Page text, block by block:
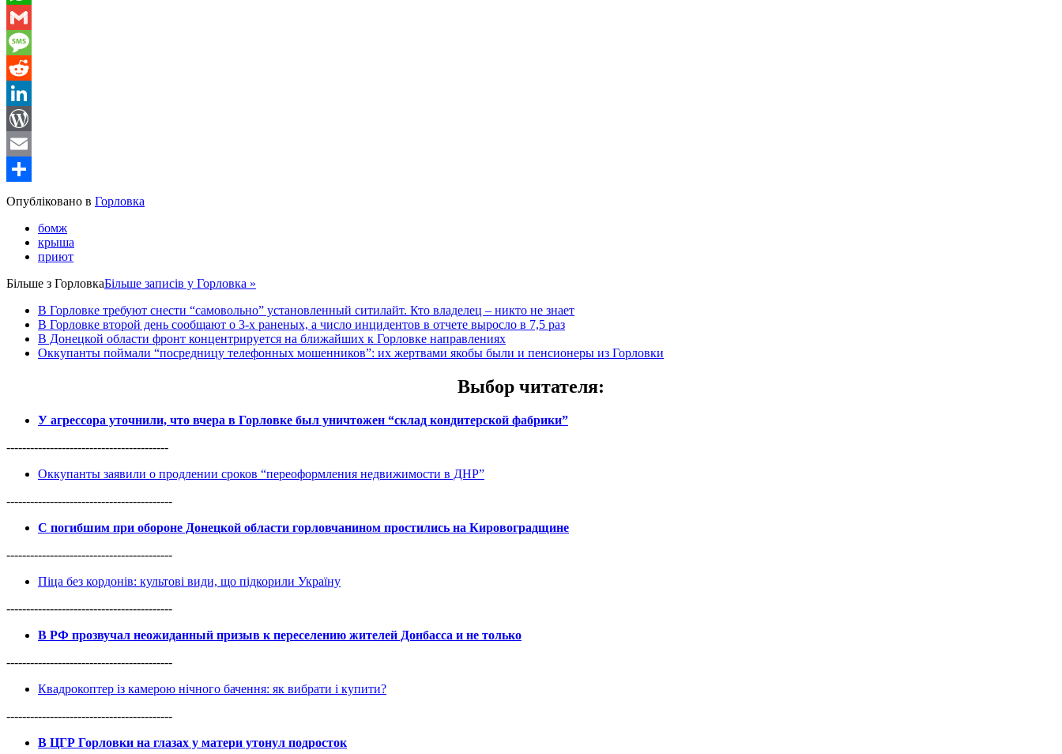
WhatsApp
Gmail
Message
Reddit
LinkedIn
WordPress
Email
Share
Опубліковано в Горловка
бомж
крыша
приют
Більше з ГорловкаБільше записів у Горловка »
В Горловке требуют снести “самовольно” установленный ситилайт. Кто владелец – никто не знает
В Горловке второй день сообщают о 3-х раненых, а число инцидентов в отчете выросло в 7,5 раз
В Донецкой области фронт концентрируется на ближайших к Горловке направлениях
Оккупанты поймали “посредницу телефонных мошенников”: их жертвами якобы были и пенсионеры из Горловки
Выбор читателя:
У агрессора уточнили, что вчера в Горловке был уничтожен “склад кондитерской фабрики”
-----------------------------------------
Оккупанты заявили о продлении сроков “переоформления недвижимости в ДНР”
------------------------------------------
С погибшим при обороне Донецкой области горловчанином простились на Кировоградщине
------------------------------------------
Піца без кордонів: культові види, що підкорили Україну
------------------------------------------
В РФ прозвучал неожиданный призыв к переселению жителей Донбасса и не только
------------------------------------------
Квадрокоптер із камерою нічного бачення: як вибрати і купити?
------------------------------------------
В ЦГР Горловки на глазах у матери утонул подросток